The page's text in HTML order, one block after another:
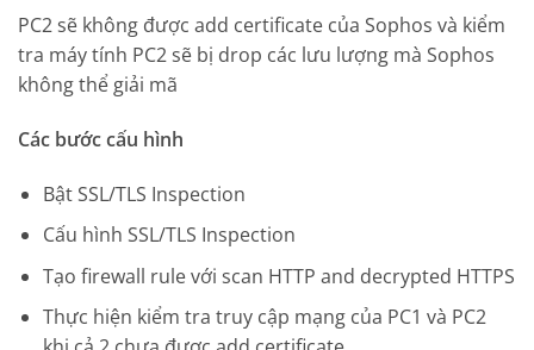
PC2 sẽ không được add certificate của Sophos và kiểm
tra máy tính PC2 sẽ bị drop các lưu lượng mà Sophos
không thể giải mã
Các bước cấu hình
Bật SSL/TLS Inspection
Cấu hình SSL/TLS Inspection
Tạo firewall rule với scan HTTP and decrypted HTTPS
Thực hiện kiểm tra truy cập mạng của PC1 và PC2